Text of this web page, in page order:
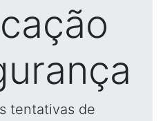
tentativas de